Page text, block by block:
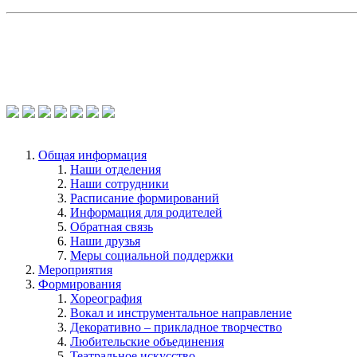
Общая информация
Наши отделения
Наши сотрудники
Расписание формирований
Информация для родителей
Обратная связь
Наши друзья
Меры социальной поддержки
Мероприятия
Формирования
Хореография
Вокал и инструментальное направление
Декоративно – прикладное творчество
Любительские объединения